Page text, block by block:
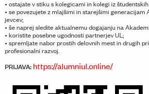
• ostajate v stiku s kolegicami in kolegi iz
• se povezujete z mlajšimi in starejšimi generacijam
jevcev;
• še naprej sledite aktualnemu dogajanju na
• koristite posebne ugodnosti partnerjev UL;
• spremljate nabor prostih delovnih mest in drugih
profesionalni razvoj.
PRIJAVA: https://alumniul.online/